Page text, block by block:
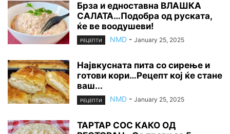
Брза и едноставна ВЛАШКА
САЛАТА…Подобра од руската,
ќе ве воодушеви!
РЕЦЕПТИ NMD - January 25, 2025
Највкусната пита со сирење и
готови кори…Рецепт кој ќе стане
ваш...
РЕЦЕПТИ NMD - January 25, 2025
ТАРТАР СОС КАКО ОД